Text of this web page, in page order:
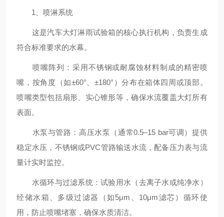
1、喷淋系统
这是汽车大灯淋雨试验箱的核心执行机构，负责生成
符合标准要求的水幕。
喷嘴阵列：采用不锈钢或耐腐蚀材料制成的精密喷
嘴，按角度（如±60°、±180°）分布在箱体四周或顶部。
喷嘴类型包括扇形、实心锥形等，确保水流覆盖大灯所有
表面。
水泵与管路：高压水泵（通常0.5–15 bar可调）提供
稳定水压，不锈钢或PVC管路输送水流，配备压力表与流
量计实时监控。
水循环与过滤系统：试验用水（去离子水或纯净水）
经储水箱、多级过滤器（如5μm、10μm滤芯）循环使
用，防止喷嘴堵塞，确保水质清洁。